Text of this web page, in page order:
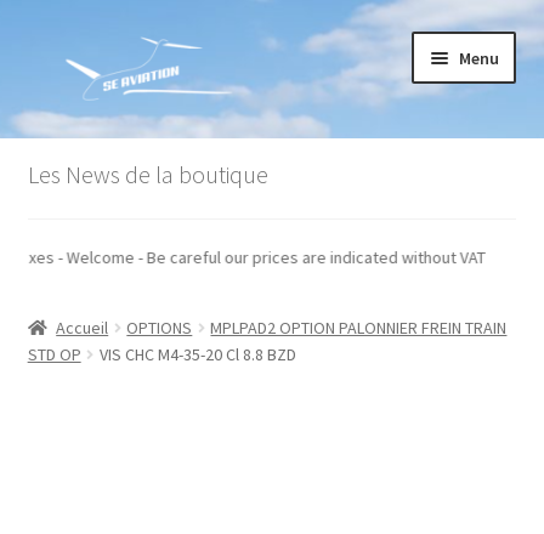
la
navigation
contenu
Menu
Accueil
Conditions générales de vente
Mon compte
Les News de la boutique
taxes - Welcome - Be careful our prices are indicated without VAT
Accueil OPTIONS
MPLPAD2 OPTION PALONNIER FREIN TRAIN
STD OP
VIS CHC M4-35-20 Cl 8.8 BZD